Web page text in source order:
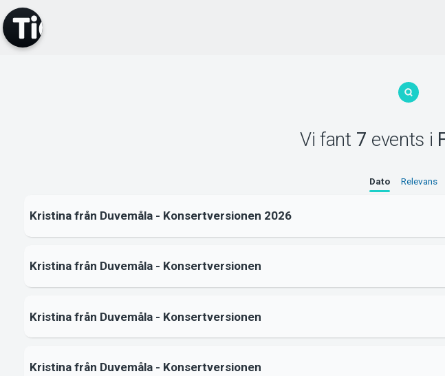
Vi fant 7 events i
Dato Relevans
Kristina från Duvemåla - Konsertversionen 2026
Kristina från Duvemåla - Konsertversionen
Kristina från Duvemåla - Konsertversionen
Kristina från Duvemåla - Konsertversionen